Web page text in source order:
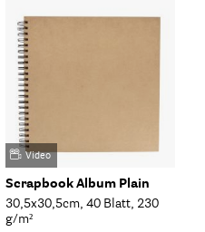
Video
Scrapbook Album Plain
30,5x30,5cm, 40 Blatt, 230
g/m²